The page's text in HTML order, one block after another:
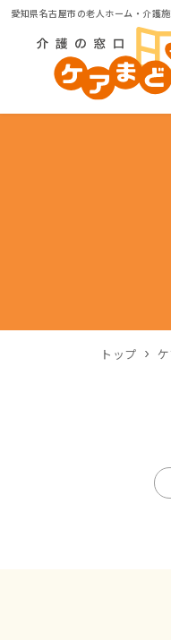
愛知県名古屋市の老人ホーム・介護
トップ